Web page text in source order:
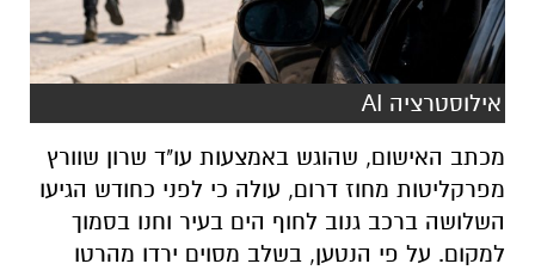
אילוסטרציה AI
מכתב האישום, שהוגש באמצעות עו"ד שרון שוורץ
מפרקליטות מחוז דרום, עולה כי לפני כחודש הגיעו
השלושה ברכב גנוב לחוף הים בעיר וחנו בסמוך
למקום. על פי הנטען, בשלב מסוים ירדו מהרטו